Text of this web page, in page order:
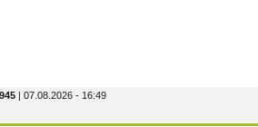
945 | 07.08.2026 - 16:49